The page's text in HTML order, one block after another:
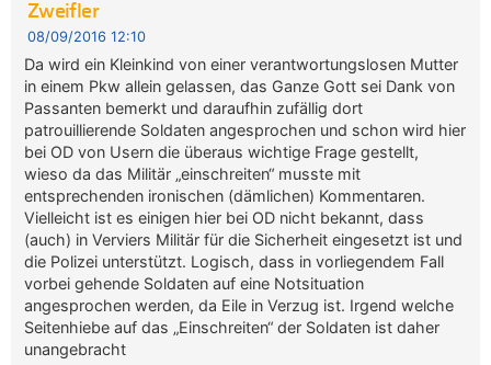
Zweifler
08/09/2016 12:10
Da wird ein Kleinkind von einer verantwortungslosen Mutter
in einem Pkw allein gelassen, das Ganze Gott sei Dank von
Passanten bemerkt und daraufhin zufällig dort
patrouillierende Soldaten angesprochen und schon wird hier
bei OD von Usern die überaus wichtige Frage gestellt,
wieso da das Militär „einschreiten“ musste mit
entsprechenden ironischen (dämlichen) Kommentaren.
Vielleicht ist es einigen hier bei OD nicht bekannt, dass
(auch) in Verviers Militär für die Sicherheit eingesetzt ist und
die Polizei unterstützt. Logisch, dass in vorliegendem Fall
vorbei gehende Soldaten auf eine Notsituation
angesprochen werden, da Eile in Verzug ist. Irgend welche
Seitenhiebe auf das „Einschreiten“ der Soldaten ist daher
unangebracht